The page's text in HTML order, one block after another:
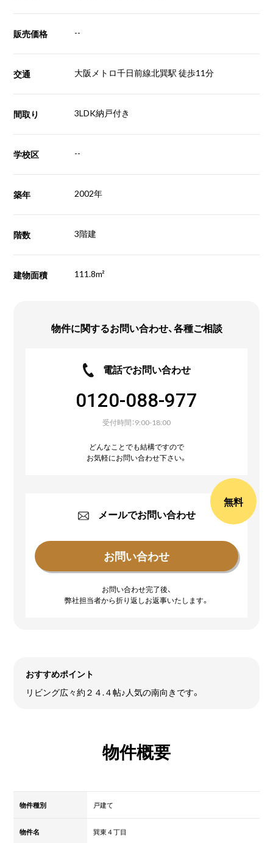
販売価格 --
交通 大阪メトロ千日前線北巽駅 徒歩11分
間取り 3LDK納戸付き
学校区 --
築年 2002年
階数 3階建
建物面積 111.8m²
物件に関するお問い合わせ、各種ご相談
電話でお問い合わせ
0120-088-977
受付時間：9:00-18:00
どんなことでも結構ですので
お気軽にお問い合わせ下さい。
無料
メールでお問い合わせ
お問い合わせ完了後、
弊社担当者から折り返しお返事いたします。
おすすめポイント
リビング広々約２４.４帖♪人気の南向きです。
物件概要
物件種別 戸建て
物件名 巽東４丁目